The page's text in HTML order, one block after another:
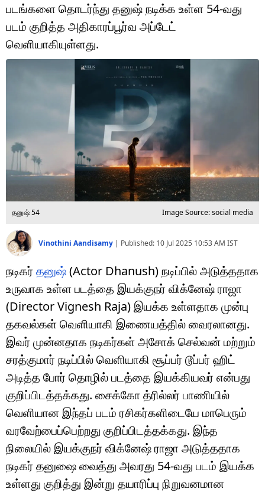
டெக்னாலஜி
ஆன்மீகம்
ஷார்ட் வீடியோஸ்
வலை கதைகள்
போட்டோ கேலரி
படங்களை தொடர்ந்து தனுஷ் நடிக்க உள்ள 54-வது
படம் குறித்த அதிகாரப்பூர்வ அப்டேட்
வெளியாகியுள்ளது.
தனுஷ் 54 Image Source: social media
Vinothini Aandisamy | Published: 10 Jul 2025 10:53 AM IST
நடிகர் தனுஷ்(Actor Dhanush) நடிப்பில் அடுத்ததாக
உருவாக உள்ள படத்தை இயக்குநர் விக்னேஷ் ராஜா
(Director Vignesh Raja) இயக்க உள்ளதாக முன்பு
தகவல்கள் வெளியாகி இணையத்தில் வைரலானது.
இவர் முன்னதாக நடிகர்கள் அசோக் செல்வன் மற்றும்
சரத்குமார் நடிப்பில் வெளியாகி சூப்பர் டூப்பர் ஹிட்
அடித்த போர் தொழில் படத்தை இயக்கியவர் என்பது
குறிப்பிடத்தக்கது. சைக்கோ த்ரில்லர் பாணியில்
வெளியான இந்தப் படம் ரசிகர்களிடையே மாபெரும்
வரவேற்பைப்பெற்றது குறிப்பிடத்தக்கது. இந்த
நிலையில் இயக்குநர் விக்னேஷ் ராஜா அடுத்ததாக
நடிகர் தனுஷை வைத்து அவரது 54-வது படம் இயக்க
உள்ளது குறித்து இன்று தயாரிப்பு நிறுவனமான